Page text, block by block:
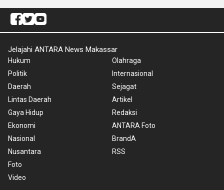
Jelajahi ANTARA News Makassar
Hukum
Politik
Daerah
Lintas Daerah
Gaya Hidup
Ekonomi
Nasional
Nusantara
Foto
Video
Olahraga
Internasional
Sejagat
Artikel
Redaksi
ANTARA Foto
BrandA
RSS